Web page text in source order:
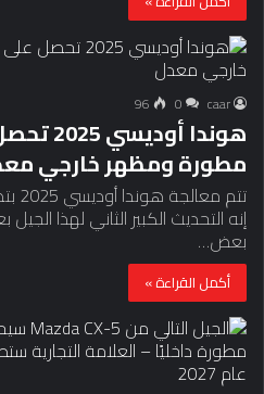
caar
0
96
هوندا
مطورة ومظهر خارجي
بعض…
أكمل القراءة »